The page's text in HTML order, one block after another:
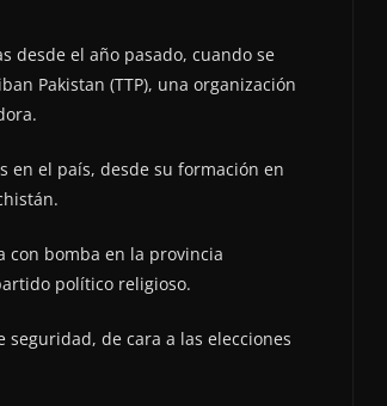
desde el año pasado, cuando se
Pakistan (TTP), una organización
en el país, desde su formación en
con bomba en la provincia
político religioso.
de cara a las elecciones